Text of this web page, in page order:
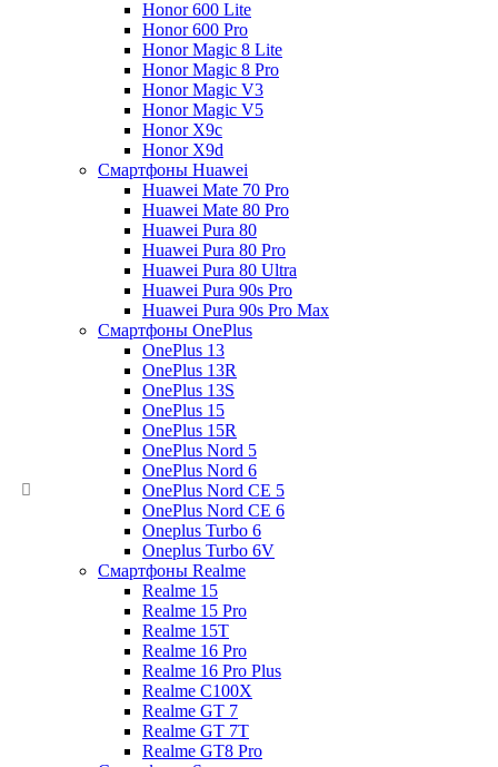
Honor 600 Lite
Honor 600 Pro
Honor Magic 8 Lite
Honor Magic 8 Pro
Honor Magic V3
Honor Magic V5
Honor X9c
Honor X9d
Смартфоны Huawei
Huawei Mate 70 Pro
Huawei Mate 80 Pro
Huawei Pura 80
Huawei Pura 80 Pro
Huawei Pura 80 Ultra
Huawei Pura 90s Pro
Huawei Pura 90s Pro Max
Смартфоны OnePlus
OnePlus 13
OnePlus 13R
OnePlus 13S
OnePlus 15
OnePlus 15R
OnePlus Nord 5
OnePlus Nord 6
OnePlus Nord CE 5
OnePlus Nord CE 6
Oneplus Turbo 6
Oneplus Turbo 6V
Смартфоны Realme
Realme 15
Realme 15 Pro
Realme 15T
Realme 16 Pro
Realme 16 Pro Plus
Realme C100X
Realme GT 7
Realme GT 7T
Realme GT8 Pro